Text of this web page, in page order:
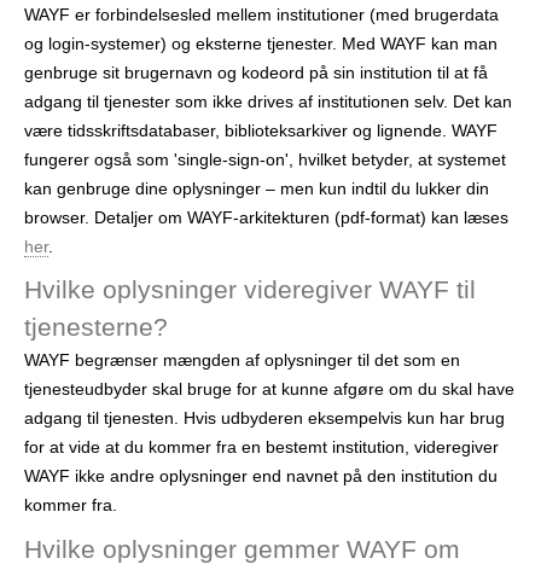
WAYF er forbindelsesled mellem institutioner (med brugerdata
og login-systemer) og eksterne tjenester. Med WAYF kan man
genbruge sit brugernavn og kodeord på sin institution til at få
adgang til tjenester som ikke drives af institutionen selv. Det kan
være tidsskriftsdatabaser, biblioteksarkiver og lignende. WAYF
fungerer også som 'single-sign-on', hvilket betyder, at systemet
kan genbruge dine oplysninger – men kun indtil du lukker din
browser. Detaljer om WAYF-arkitekturen (pdf-format) kan læses
her.
Hvilke oplysninger videregiver WAYF til
tjenesterne?
WAYF begrænser mængden af oplysninger til det som en
tjenesteudbyder skal bruge for at kunne afgøre om du skal have
adgang til tjenesten. Hvis udbyderen eksempelvis kun har brug
for at vide at du kommer fra en bestemt institution, videregiver
WAYF ikke andre oplysninger end navnet på den institution du
kommer fra.
Hvilke oplysninger gemmer WAYF om